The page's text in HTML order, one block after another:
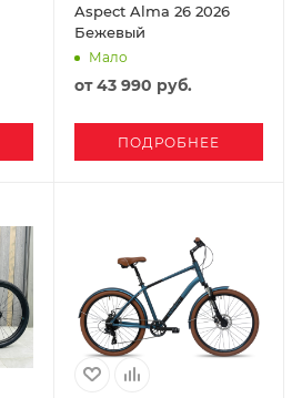
Aspect Alma 26 2026
Бежевый
Мало
от43 990 руб.
ПОДРОБНЕЕ